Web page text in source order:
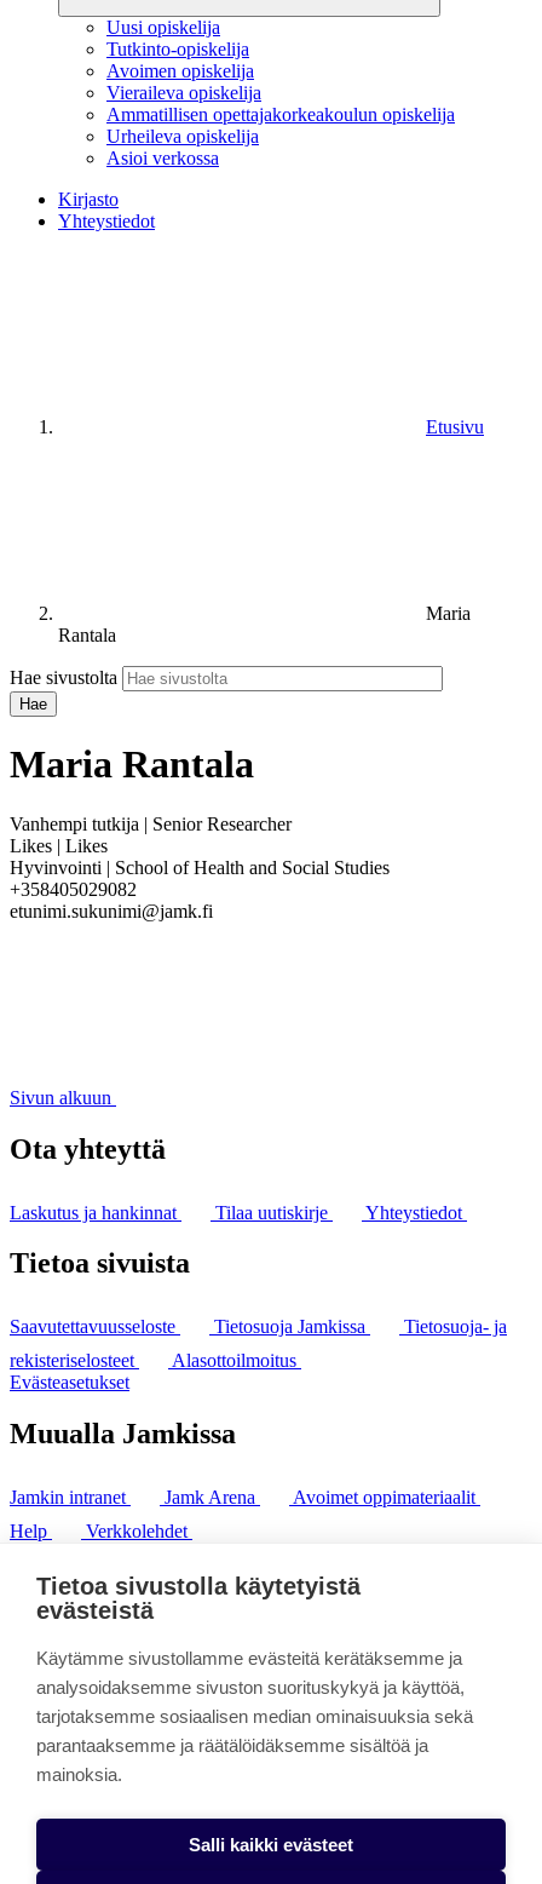
Uusi opiskelija
Tutkinto-opiskelija
Avoimen opiskelija
Vieraileva opiskelija
Ammatillisen opettajakorkeakoulun opiskelija
Urheileva opiskelija
Asioi verkossa
Kirjasto
Yhteystiedot
Etusivu
Maria
Rantala
Hae sivustolta
Maria Rantala
Vanhempi tutkija | Senior Researcher
Likes | Likes
Hyvinvointi | School of Health and Social Studies
+358405029082
etunimi.sukunimi@jamk.fi
Sivun alkuun
Ota yhteyttä
Laskutus ja hankinnat Tilaa uutiskirje Yhteystiedot
Tietoa sivuista
Saavutettavuusseloste Tietosuoja Jamkissa
Tietosuoja- ja
rekisteriselosteet
Alasottoilmoitus
Evästeasetukset
Muualla Jamkissa
Jamkin intranet Jamk Arena
Avoimet oppimateriaalit
Help
Verkkolehdet
puh. +358 20 743 8100
fax. +358 14 449 9694
Tietoa sivustolla käytetyistä
evästeistä
Käytämme sivustollamme evästeitä kerätäksemme ja
analysoidaksemme sivuston suorituskykyä ja käyttöä,
tarjotaksemme sosiaalisen median ominaisuuksia sekä
parantaaksemme ja räätälöidäksemme sisältöä ja
mainoksia.
Salli kaikki evästeet